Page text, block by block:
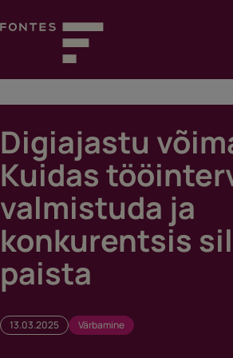
to
Digiajastu
Kuidas
valmistuda ja
konkurentsis
paista
13.03.2025 Värbamine